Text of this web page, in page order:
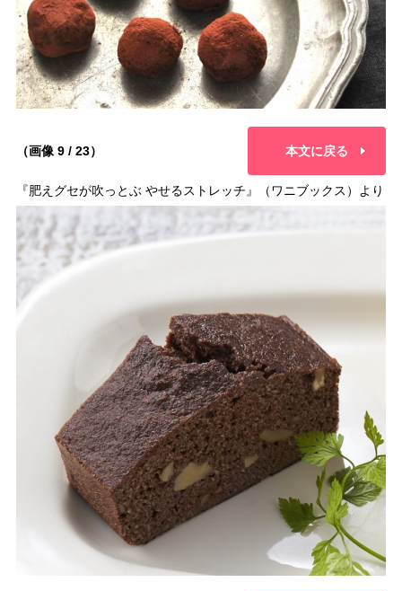
（画像 9 / 23） 本文に戻る
『肥えグセが吹っとぶ やせるストレッチ』（ワニブックス）より